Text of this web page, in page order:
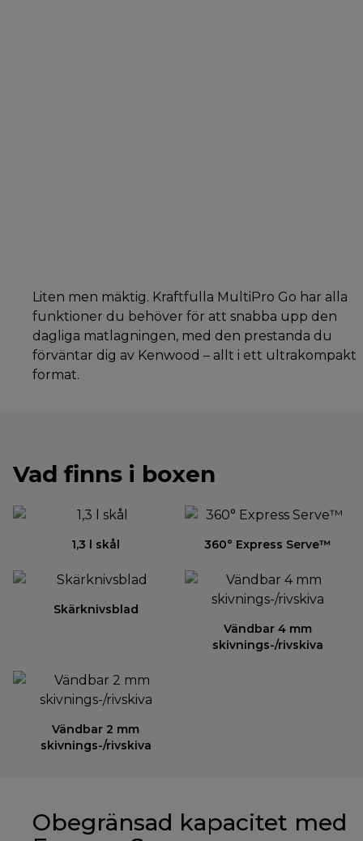
Liten men mäktig. Kraftfulla MultiPro Go har alla
funktioner du behöver för att snabba upp den
dagliga matlagningen, med den prestanda du
förväntar dig av Kenwood – allt i ett ultrakompakt
format.
Vad finns i boxen
1,3 l skål 360° Express Serve™
Skärknivsblad
Vändbar 4 mm
skivnings-/rivskiva
Vändbar 2 mm
skivnings-/rivskiva
Obegränsad kapacitet med